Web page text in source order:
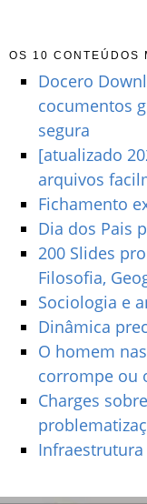
OS 10 CONTEÚDOS
Docero
cocumentos
segura
[atualizado
arquivos
Fichamento
Dia dos Pais
200 Slides
Filosofia,
Sociologia e
Dinâmica
O homem
corrompe ou
Charges